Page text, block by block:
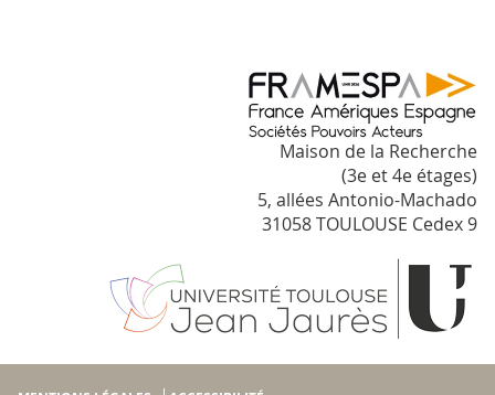
Maison de la Recherche
(3e et 4e étages)
5, allées Antonio-Machado
31058 TOULOUSE Cedex 9